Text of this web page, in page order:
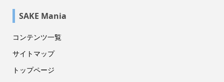
SAKE Mania
コンテンツ一覧
サイトマップ
トップページ